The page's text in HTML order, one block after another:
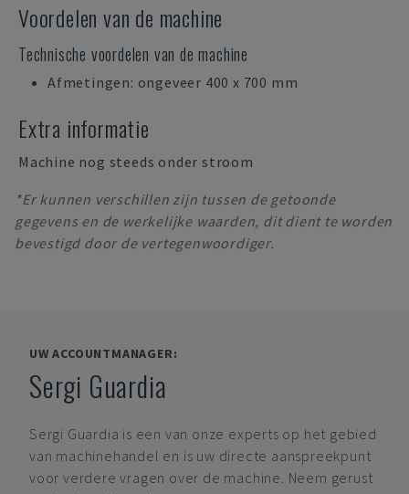
Voordelen van de machine
Technische voordelen van de machine
Afmetingen: ongeveer 400 x 700 mm
Extra informatie
Machine nog steeds onder stroom
*Er kunnen verschillen zijn tussen de getoonde
gegevens en de werkelijke waarden, dit dient te worden
bevestigd door de vertegenwoordiger.
UW ACCOUNTMANAGER:
Sergi Guardia
Sergi Guardia is een van onze experts op het gebied
van machinehandel en is uw directe aanspreekpunt
voor verdere vragen over de machine. Neem gerust